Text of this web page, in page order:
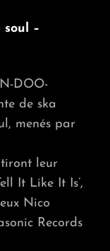
–
DOO-
de ska
menés par
leur
It Like It Is’,
Nico
Records